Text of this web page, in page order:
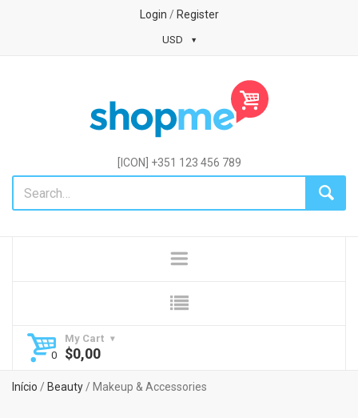
Login / Register
USD
[ICON] +351 123 456 789
My Cart
$0,00
Início / Beauty / Makeup & Accessories